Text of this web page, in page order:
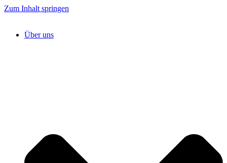
Zum Inhalt springen
Über uns